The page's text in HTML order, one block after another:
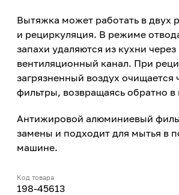
Вытяжка может работать в двух
и рециркуляция. В режиме
запахи удаляются из кухни через
вентиляционный канал. При
загрязненный воздух очищается
фильтры, возвращаясь обратно
Антижировой алюминиевый
замены и подходит для мытья в
машине.
Код товара
198-45613